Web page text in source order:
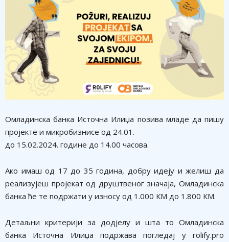
Омладинска банка Источна Илиџа позива младе да пишу
пројекте и микробизнисе од 24.01.
до 15.02.2024. године до 14.00 часова.
Ако имаш од 17 до 35 година, добру идеју и желиш да
реализујеш пројекат од друштвеног значаја, Омладинска
банка ће те подржати у износу од 1.000 КМ до 1.800 КМ.
Детаљни критерији за додјелу и шта то Омладинска
банка Источна Илиџа подржава погледај у rolify.pro